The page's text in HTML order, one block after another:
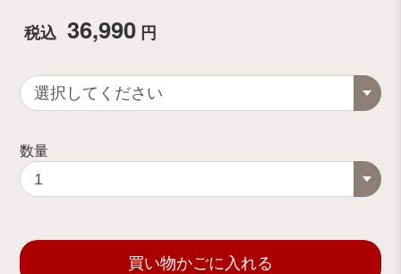
税込 36,990 円
数量
買い物かごに入れる